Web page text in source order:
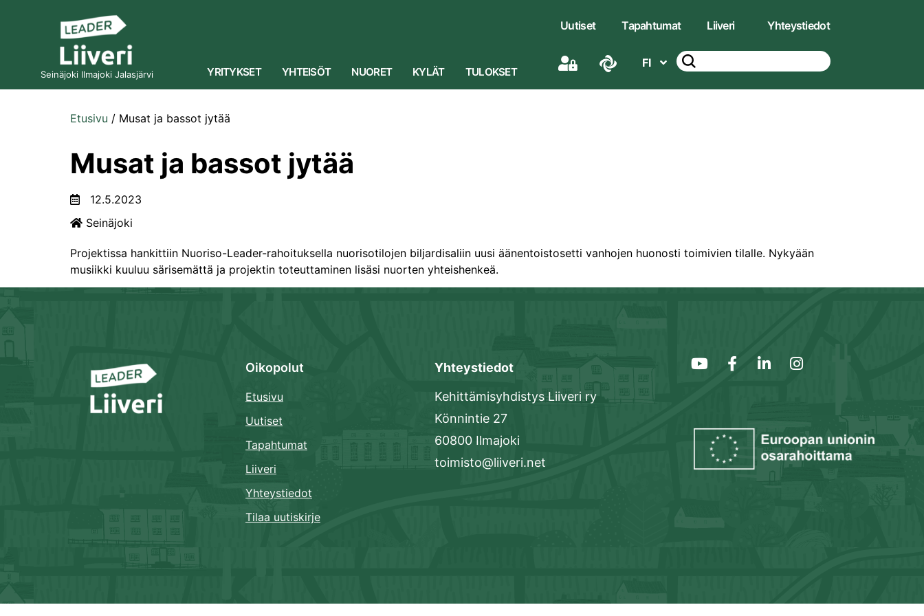
Seinäjoki Ilmajoki Jalasjärvi YRITYKSET YHTEISÖT NUORET KYLÄT TULOKSET
Uutiset Tapahtumat Liiveri Yhteystiedot
FI
Etusivu / Musat ja bassot jytää
Musat ja bassot jytää
12.5.2023
Seinäjoki
Projektissa hankittiin Nuoriso-Leader-rahoituksella nuorisotilojen biljardisaliin uusi äänentoistosetti vanhojen huonosti toimivien tilalle. Nykyään
musiikki kuuluu särisemättä ja projektin toteuttaminen lisäsi nuorten yhteishenkeä.
Oikopolut
Etusivu
Uutiset
Tapahtumat
Liiveri
Yhteystiedot
Tilaa uutiskirje
Yhteystiedot
Kehittämisyhdistys Liiveri ry
Könnintie 27
60800 Ilmajoki
toimisto@liiveri.net